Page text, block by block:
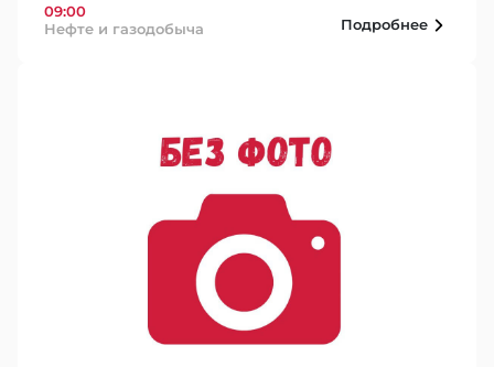
09:00
Нефте и газодобыча
Подробнее